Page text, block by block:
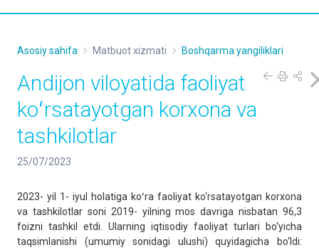
Asosiy sahifa Matbuot xizmati Boshqarma yangiliklari
Andijon viloyatida faoliyat
koʻrsatayotgan korxona va
tashkilotlar
25/07/2023
2023- yil 1- iyul holatiga koʻra faoliyat ko‘rsatayotgan korxona
va tashkilotlar soni 2019- yilning mos davriga nisbatan 96,3
foizni tashkil etdi. Ularning iqtisodiy faoliyat turlari bo‘yicha
taqsimlanishi (umumiy sonidagi ulushi) quyidagicha bo‘ldi: